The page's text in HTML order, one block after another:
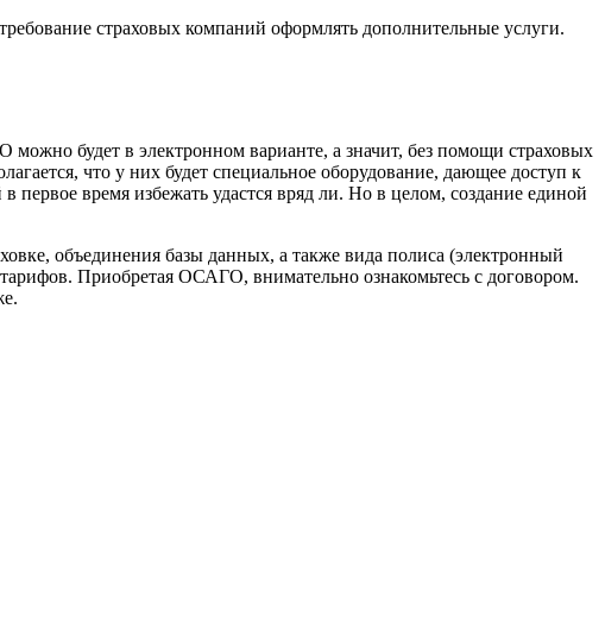
страховых компаний оформлять дополнительные услуги.
будет в электронном варианте, а значит, без помощи страховых
что у них будет специальное оборудование, дающее доступ к
первое время избежать удастся вряд ли. Но в целом, создание единой
объединения базы данных, а также вида полиса (электронный
Приобретая ОСАГО, внимательно ознакомьтесь с договором.